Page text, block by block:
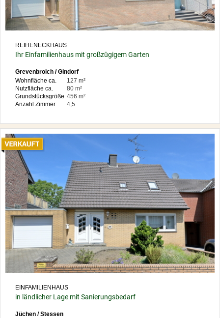
REIHENECKHAUS
Ihr Einfamilienhaus mit großzügigem Garten
Grevenbroich / Gindorf
Wohnfläche ca.
127 m²
Nutzfläche ca.
80 m²
Grundstücksgröße 456 m²
Anzahl Zimmer
4,5
EINFAMILIENHAUS
in ländlicher Lage mit Sanierungsbedarf
Jüchen / Stessen